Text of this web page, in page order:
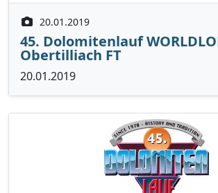
20.01.2019
45. Dolomitenlauf
Obertilliach FT
20.01.2019